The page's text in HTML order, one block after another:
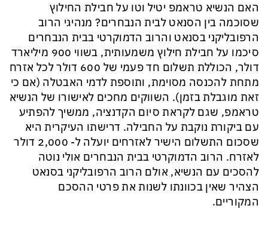
האם הנשיא טראמפ יטיל וטו על חבילת החילוץ
שסוכמה בין הסנאט לבית הנבחרים? מנהיגי הרוב
הרפובליקני בסנאט והרוב הדמוקרטי בבית הנבחרים
סיכמו על חבילת חילוץ משמעותית, בשווי 900 מיליארד
דולר, הכוללת תשלום חד פעמי של 600 דולר לכל אזרח
מתחת להכנסה מסוימת, ותוספת לדמי האבטלה (אם כי
זאת מוגבלת בזמן). השווקים מחכים לאישורו של הנשיא
טראמפ, שגם לקראת סיום הקדנציה, ממשיך להפתיע
עם ביקורת נוקבת על החבילה. דרישתו העיקרית היא
שסכום התשלום הישיר לאזרחים יועלה ל- 2,000 דולר
לאזרח. הרוב הדמוקרטי בבית הנבחרים אולי נוטה
להסכים עם הנשיא, אולם הרוב הרפובליקני בסנאט
הצהיר שאין בכוונתו לשנות את פרטי ההסכם
המקוריים.